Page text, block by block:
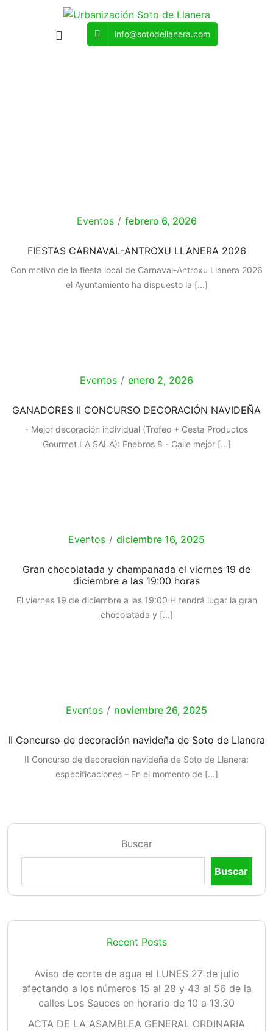
info@sotodellanera.com
Eventos / febrero 6, 2026
FIESTAS CARNAVAL-ANTROXU LLANERA 2026
Con motivo de la fiesta local de Carnaval-Antroxu Llanera 2026
el Ayuntamiento ha dispuesto la [...]
Eventos / enero 2, 2026
GANADORES II CONCURSO DECORACIÓN NAVIDEÑA
- Mejor decoración individual (Trofeo + Cesta Productos
Gourmet LA SALA): Enebros 8 - ⁠Calle mejor [...]
Eventos / diciembre 16, 2025
Gran chocolatada y champanada el viernes 19 de
diciembre a las 19:00 horas
El viernes 19 de diciembre a las 19:00 H tendrá lugar la gran
chocolatada y [...]
Eventos / noviembre 26, 2025
II Concurso de decoración navideña de Soto de Llanera
II Concurso de decoración navideña de Soto de Llanera:
especificaciones – En el momento de [...]
Buscar
Buscar
Recent Posts
Aviso de corte de agua el LUNES 27 de julio
afectando a los números 15 al 28 y 43 al 56 de la
calles Los Sauces en horario de 10 a 13.30
ACTA DE LA ASAMBLEA GENERAL ORDINARIA